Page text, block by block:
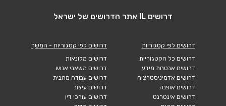
דרושים IL אתר הדרושים של ישראל
דרושים לפי קטגוריות
דרושים כל הקטגוריות
דרושים אבטחת מידע
דרושים אדמיניסטרציה
דרושים אופנה
דרושים אינטרנט
דרושים לפי קטגוריות - המשך
דרושים מלונאות
דרושים משאבי אנוש
דרושים עבודה מהבית
דרושים עיצוב
דרושים עורכי דין